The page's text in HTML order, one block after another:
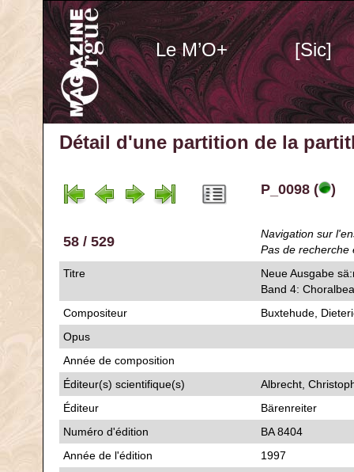
Le M’O+ [Sic]
Détail d'une partition de la
P_0098 ( )
58 / 529
Navigation sur
Pas de recherche
Titre
Neue Ausgabe
Band 4:
Compositeur
Buxtehude,
Opus
Année de composition
Éditeur(s) scientifique(s)
Albrecht,
Éditeur
Bärenreiter
Numéro d'édition
BA 8404
Année de l'édition
1997